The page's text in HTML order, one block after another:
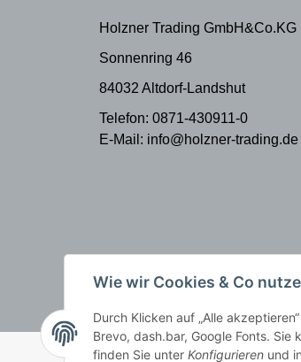
Holzner Trading GmbH&Co.KG
Sonnenring 46
84032 Altdorf-Landshut
Telefon: 0871-430911-0
E-Mail: info@holzner-trading.de
© Holzner-Trading GmbH&Co KG
Wie wir Cookies & Co
Durch Klicken auf „Alle
Brevo, dash.bar, Google Fonts.
finden Sie unter Konfigurieren und